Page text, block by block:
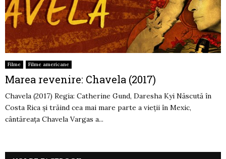
Filme Filme americane
Marea revenire: Chavela (2017)
Chavela (2017) Regia: Catherine Gund, Daresha Kyi Născută în
Costa Rica și trăind cea mai mare parte a vieții în Mexic,
cântăreața Chavela Vargas a...